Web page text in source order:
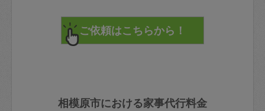
相模原市における家事代行料金